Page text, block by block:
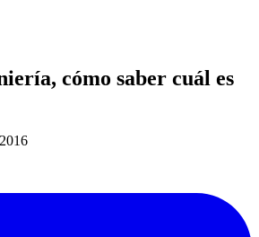
cómo saber cuál es